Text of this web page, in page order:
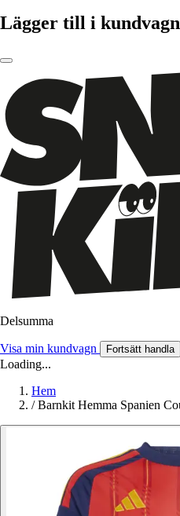
Lägger till i
Delsumma
Visa min kundvagn Fortsätt handla
Loading...
Hem
/ Barnkit Hemma Spanien